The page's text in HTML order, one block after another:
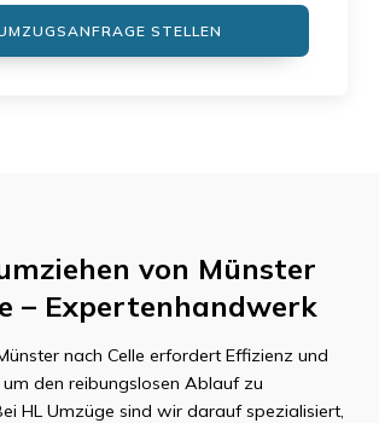
STELLEN
von Münster
– Expertenhandwerk
nach Celle erfordert Effizienz und
den reibungslosen Ablauf zu
HL Umzüge sind wir darauf spezialisiert,